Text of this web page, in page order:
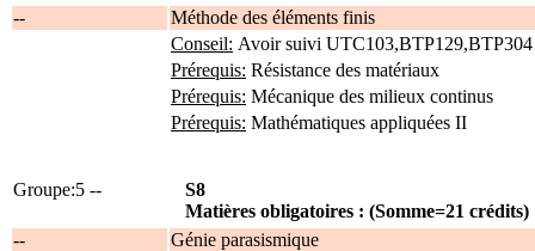
--
Méthode des éléments finis
Conseil: Avoir suivi UTC103,BTP129,BTP304
Prérequis: Résistance des matériaux
Prérequis: Mécanique des milieux continus
Prérequis: Mathématiques appliquées II
Groupe:5 --
S8
Matières obligatoires : (Somme=21 crédits)
--
Génie parasismique